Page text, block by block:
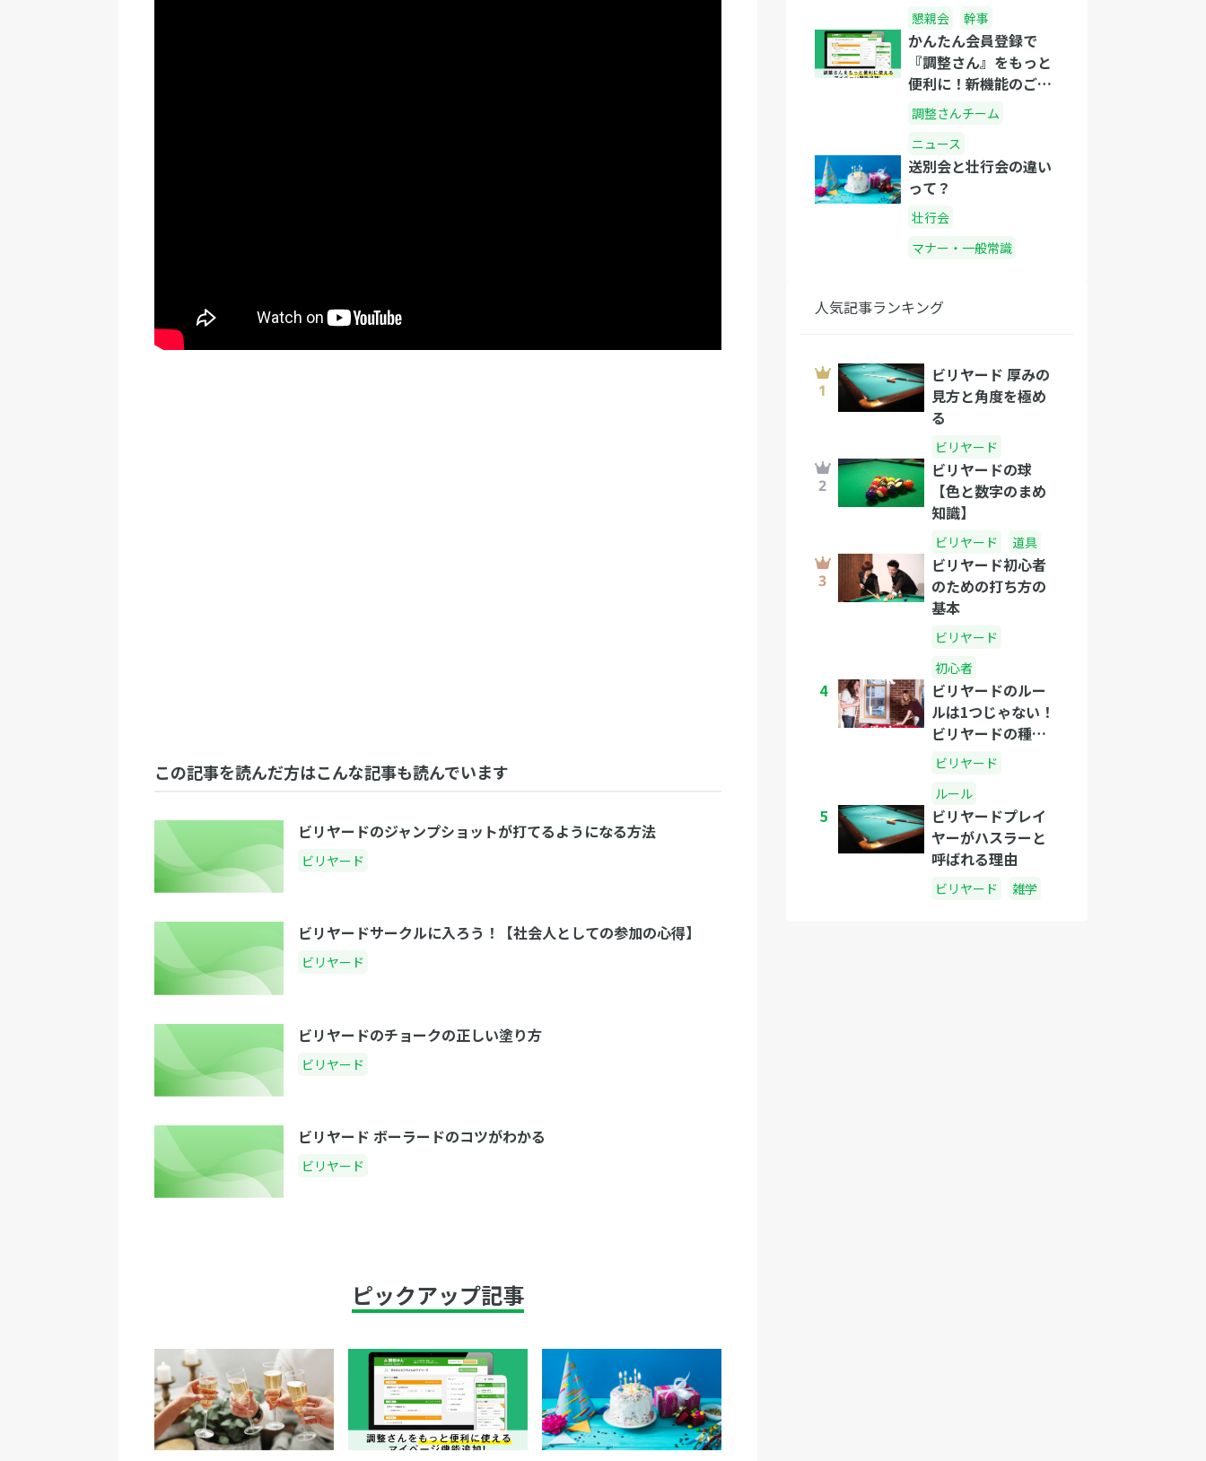
この記事を読んだ方はこんな記事も読んでいます
ビリヤードのジャンプショットが打てるようになる方法
ビリヤード
ビリヤードサークルに入ろう！【社会人としての参加の心得】
ビリヤード
ビリヤードのチョークの正しい塗り方
ビリヤード
ビリヤード ボーラードのコツがわかる
ビリヤード
ピックアップ記事
懇親会 幹事
かんたん会員登録で
『調整さん』をもっと
便利に！新機能のご紹
介
調整さんチーム
ニュース
送別会と壮行会の違い
って？
壮行会
マナー・一般常識
人気記事ランキング
ビリヤード 厚みの
見方と角度を極め
る
ビリヤード
ビリヤードの球
【色と数字のまめ
知識】
ビリヤード 道具
ビリヤード初心者
のための打ち方の
基本
ビリヤード
初心者
4
ビリヤードのルー
ルは1つじゃない！
ビリヤードの種類
とルールの紹介
ビリヤード
ルール
5
ビリヤードプレイ
ヤーがハスラーと
呼ばれる理由
ビリヤード 雑学